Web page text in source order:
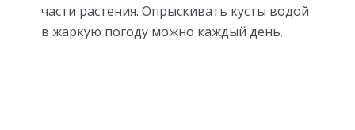
части растения. Опрыскивать кусты водой
в жаркую погоду можно каждый день.